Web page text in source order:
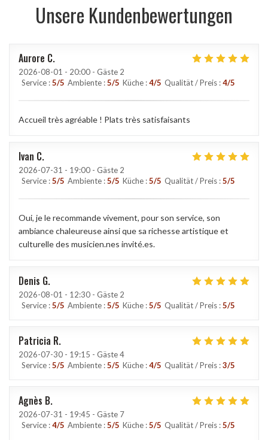
Unsere Kundenbewertungen
Aurore C
2026-08-01 - 20:00 - Gäste 2
Service :5/5 Ambiente :5/5 Küche :4/5 Qualität / Preis :4/5
Accueil très agréable ! Plats très satisfaisants
Ivan C
2026-07-31 - 19:00 - Gäste 2
Service :5/5 Ambiente :5/5 Küche :5/5 Qualität / Preis :5/5
Oui, je le recommande vivement, pour son service, son
ambiance chaleureuse ainsi que sa richesse artistique et
culturelle des musicien.nes invité.es.
Denis G
2026-08-01 - 12:30 - Gäste 2
Service :5/5 Ambiente :5/5 Küche :5/5 Qualität / Preis :5/5
Patricia R
2026-07-30 - 19:15 - Gäste 4
Service :5/5 Ambiente :5/5 Küche :4/5 Qualität / Preis :3/5
Agnès B
2026-07-31 - 19:45 - Gäste 7
Service :4/5 Ambiente :5/5 Küche :5/5 Qualität / Preis :5/5